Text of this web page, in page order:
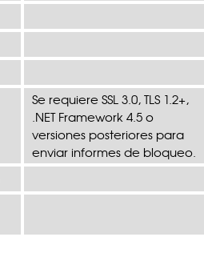
Se requiere SSL 3.0, TLS 1.2+,
.NET Framework 4.5 o
versiones posteriores para
enviar informes de bloqueo.